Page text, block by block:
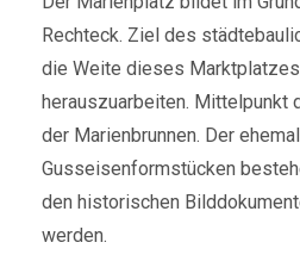
Rechteck. Ziel des
die Weite dieses
herauszuarbeiten.
der Marienbrunnen. Der
Gusseisenformstücken
den historischen
werden.